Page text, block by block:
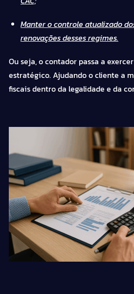
Manter o controle atualizado
renovações desses regimes.
Ou seja, o contador passa a
estratégico. Ajudando o cliente a
fiscais dentro da legalidade e da